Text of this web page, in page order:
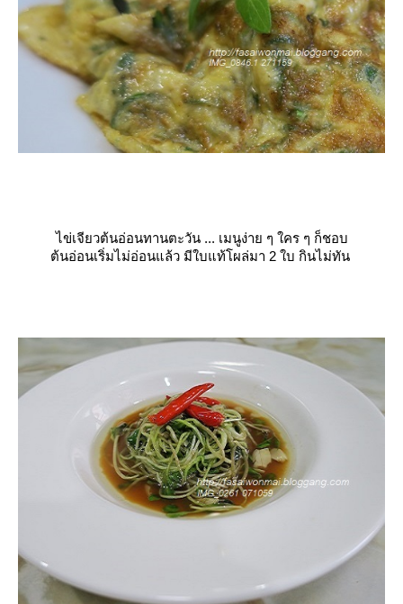
ไข่เจียวต้นอ่อนทานตะวัน ... เมนูง่าย ๆ ใคร ๆ ก็ชอบ
ต้นอ่อนเริ่มไม่อ่อนแล้ว มีใบแท้โผล่มา 2 ใบ กินไม่ทัน